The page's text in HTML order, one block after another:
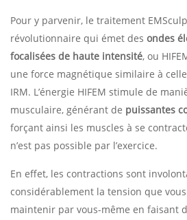
Pour y parvenir, le traitement
révolutionnaire qui émet des ondes
focalisées de haute intensité, ou
une force magnétique similaire à
IRM. L’énergie HIFEM stimule de
musculaire, générant de puissantes
forçant ainsi les muscles à se
n’est pas possible par l’exercice.
En effet, les contractions sont
considérablement la tension que
maintenir par vous-même en faisant